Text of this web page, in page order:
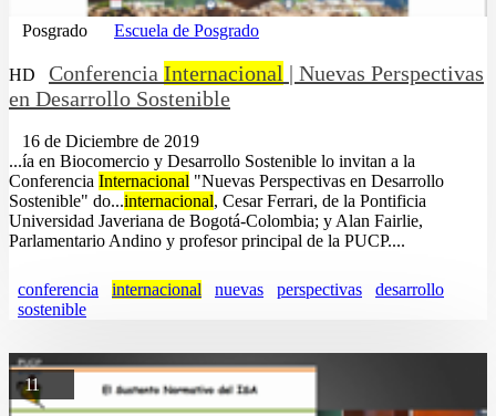
Posgrado Escuela de Posgrado
HD Conferencia Internacional | Nuevas Perspectivas
en Desarrollo Sostenible
16 de Diciembre de 2019
...ía en Biocomercio y Desarrollo Sostenible lo invitan a la
Conferencia Internacional "Nuevas Perspectivas en Desarrollo
Sostenible" do...internacional, Cesar Ferrari, de la Pontificia
Universidad Javeriana de Bogotá-Colombia; y Alan Fairlie,
Parlamentario Andino y profesor principal de la PUCP....
conferencia internacional nuevas perspectivas
desarrollo
sostenible
11